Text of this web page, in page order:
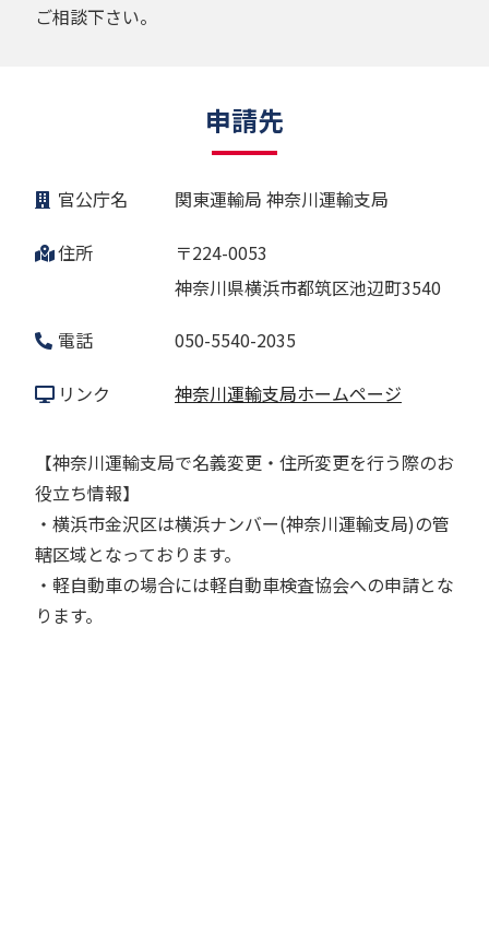
ご相談下さい。
申請先
官公庁名 関東運輸局 神奈川運輸支局
住所
〒224-0053
神奈川県横浜市都筑区池辺町3540
電話
050-5540-2035
リンク 神奈川運輸支局ホームページ
【神奈川運輸支局で名義変更・住所変更を行う際のお
役立ち情報】
・横浜市金沢区は横浜ナンバー(神奈川運輸支局)の管
轄区域となっております。
・軽自動車の場合には軽自動車検査協会への申請とな
ります。